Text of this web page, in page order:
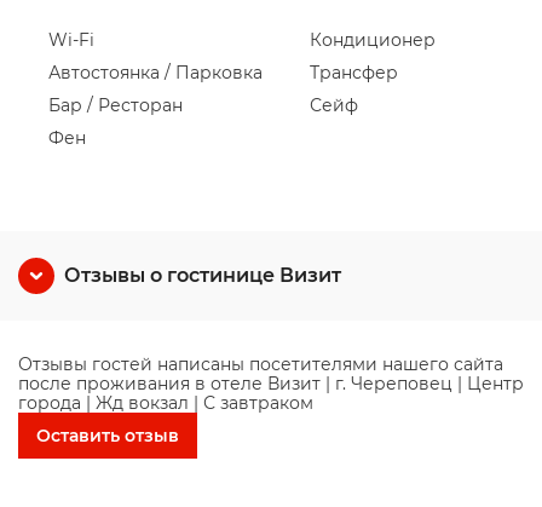
Wi-Fi
Автостоянка / Парковка
Бар / Ресторан
Фен
Кондиционер
Трансфер
Сейф
Отзывы о гостинице Визит
Отзывы гостей написаны посетителями нашего сайта
после проживания в отеле Визит | г. Череповец | Центр
города | Жд вокзал | С завтраком
Оставить отзыв